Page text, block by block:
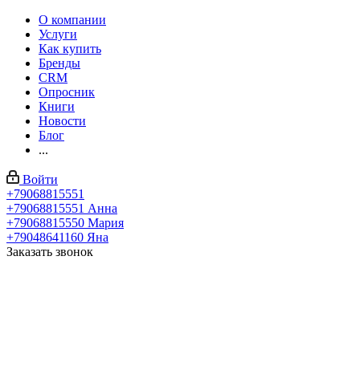
О компании
Услуги
Как купить
Бренды
CRM
Опросник
Книги
Новости
Блог
...
Войти
+79068815551
+79068815551 Анна
+79068815550 Мария
+79048641160 Яна
Заказать звонок